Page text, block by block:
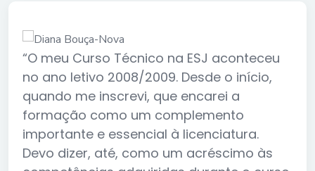
“O meu Curso Técnico na ESJ aconteceu
no ano letivo 2008/2009. Desde o início,
quando me inscrevi, que encarei a
formação como um complemento
importante e essencial à licenciatura.
Devo dizer, até, como um acréscimo às